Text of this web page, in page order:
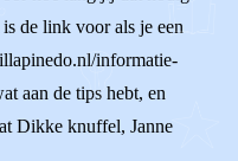
de link voor als je een
informatie-
aan de tips hebt, en
Dikke knuffel, Janne